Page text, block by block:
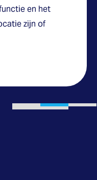
en het
zijn of